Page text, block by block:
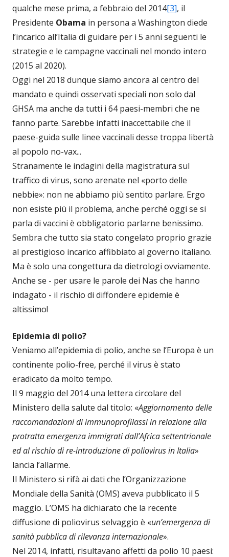
qualche mese prima, a febbraio del 2014[3], il
Presidente Obama in persona a Washington diede
l’incarico all’Italia di guidare per i 5 anni seguenti le
strategie e le campagne vaccinali nel mondo intero
(2015 al 2020).
Oggi nel 2018 dunque siamo ancora al centro del
mandato e quindi osservati speciali non solo dal
GHSA ma anche da tutti i 64 paesi-membri che ne
fanno parte. Sarebbe infatti inaccettabile che il
paese-guida sulle linee vaccinali desse troppa libertà
al popolo no-vax...
Stranamente le indagini della magistratura sul
traffico di virus, sono arenate nel «porto delle
nebbie»: non ne abbiamo più sentito parlare. Ergo
non esiste più il problema, anche perché oggi se si
parla di vaccini è obbligatorio parlarne benissimo.
Sembra che tutto sia stato congelato proprio grazie
al prestigioso incarico affibbiato al governo italiano.
Ma è solo una congettura da dietrologi ovviamente.
Anche se - per usare le parole dei Nas che hanno
indagato - il rischio di diffondere epidemie è
altissimo!
Epidemia di polio?
Veniamo all’epidemia di polio, anche se l’Europa è un
continente polio-free, perché il virus è stato
eradicato da molto tempo.
Il 9 maggio del 2014 una lettera circolare del
Ministero della salute dal titolo: «Aggiornamento delle
raccomandazioni di immunoprofilassi in relazione alla
protratta emergenza immigrati dall’Africa settentrionale
ed al rischio di re-introduzione di poliovirus inItalia»
lancia l’allarme.
Il Ministero si rifà ai dati che l’Organizzazione
Mondiale della Sanità (OMS) aveva pubblicato il 5
maggio. L’OMS ha dichiarato che la recente
diffusione di poliovirus selvaggio è «un’emergenza di
sanità pubblica di rilevanza internazionale».
Nel 2014, infatti, risultavano affetti da polio 10 paesi: